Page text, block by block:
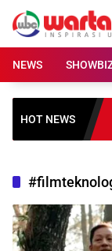
content
NEWS
HOT NEWS
Pilihan untuk